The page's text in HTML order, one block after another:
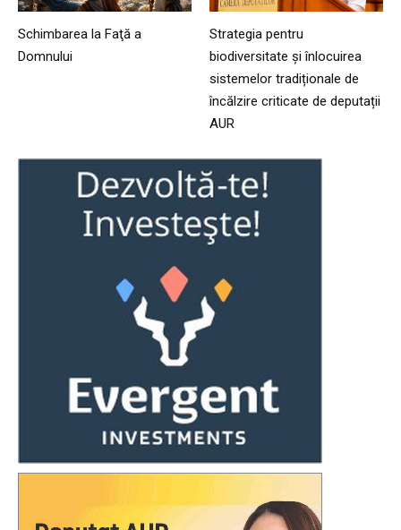
Schimbarea la Faţă a
Domnului
Strategia pentru
biodiversitate și înlocuirea
sistemelor tradiționale de
încălzire criticate de deputații
AUR